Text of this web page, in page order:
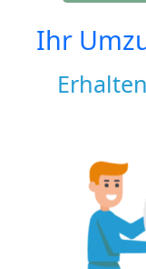
Ihr